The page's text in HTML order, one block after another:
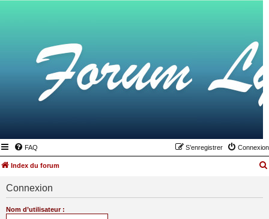
FAQ Connexion
S’enregistrer
Index du forum
Connexion
Nom d’utilisateur :